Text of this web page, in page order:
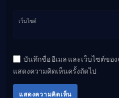
เว็บไซต์
บันทึกชื่อ อีเมล และเว็บไซต์ขอ
แสดงความคิดเห็นครั้งถัดไป
แสดงความคิดเห็น